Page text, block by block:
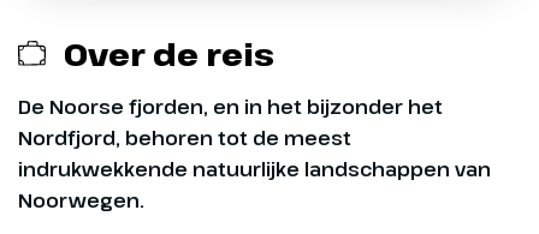
Over de reis
De Noorse fjorden, en in het bijzonder het
Nordfjord, behoren tot de meest
indrukwekkende natuurlijke landschappen van
Noorwegen.
vervoer naar de Cruiseterminal in Amsterdam en
Extra diensten aan boord
Excursies en entreegelden tijdens de reis
Entertainment aan boord
Tophits op 2 piano's. Zing mee en geniet
van de hits die elke avond de zaal vullen.
mogelijkheden in de Lido Market. Vlakbij het
een selectie van heerlijke gerechten.
Bereikbaarheid Cruise Terminal
Amsterdam
Adres:
Adres: